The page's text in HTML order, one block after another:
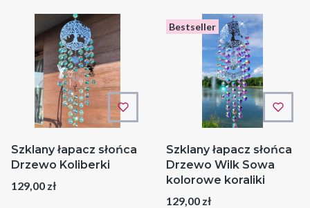
Szklany łapacz słońca
Drzewo Koliberki
Cena
129,00 zł
Bestseller
Szklany łapacz słońca
Drzewo Wilk Sowa
kolorowe koraliki
Cena
129,00 zł